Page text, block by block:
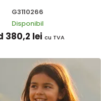
G3110266
Disponibil
380,2 lei cu TVA